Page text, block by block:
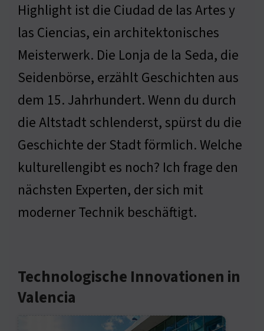
Highlight ist die Ciudad de las Artes y
las Ciencias, ein architektonisches
Meisterwerk. Die Lonja de la Seda, die
Seidenbörse, erzählt Geschichten aus
dem 15. Jahrhundert. Wenn du durch
die Altstadt schlenderst, spürst du die
Geschichte der Stadt förmlich. Welche
kulturellengibt es noch? Ich frage den
nächsten Experten, der sich mit
moderner Technik beschäftigt.
Technologische Innovationen in
Valencia